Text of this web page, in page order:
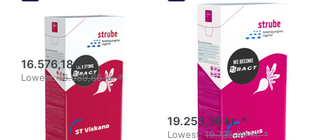
Sukkerroer - ST
Viskano
16.576,18 kr. *
Lowest:16.989,66 kr. *
Økologisk
certificeret
sukkerroer -
Orpheus - DE-
Öko-003
19.253,36 kr. *
Lowest:19.735,99 kr. *